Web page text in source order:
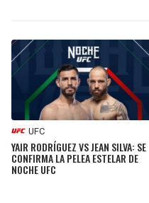
UFC
YAIR RODRÍGUEZ VS JEAN SILVA: SE
CONFIRMA LA PELEA ESTELAR DE
NOCHE UFC